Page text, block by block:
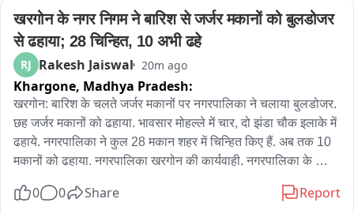
खरगोन के नगर निगम ने बारिश से जर्जर मकानों को बुलडोजर
से ढहाया; 28 चिन्हित, 10 अभी ढहे
RJ Rakesh Jaiswal 20m ago
Khargone, Madhya Pradesh:
खरगोन: बारिश के चलते जर्जर मकानों पर नगरपालिका ने चलाया बुलडोजर.
छह जर्जर मकानों को ढहाया. भावसार मोहल्ले में चार, दो झंडा चौक इलाके में
ढहाये. नगरपालिका ने कुल 28 मकान शहर में चिन्हित किए हैं. अब तक 10
मकानों को ढहाया. नगरपालिका खरगोन की कार्यवाही. नगरपालिका के
गए थे. सभी को आठ-आठ नोटिस दे दिए गए हैं. अब मकानों तोड़ने की
0 0 Share Report